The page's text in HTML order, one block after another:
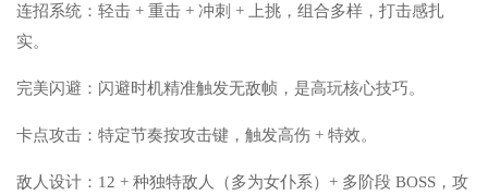
连招系统：轻击 + 重击 + 冲刺 + 上挑，组合多样，打击感扎
实。
完美闪避：闪避时机精准触发无敌帧，是高玩核心技巧。
卡点攻击：特定节奏按攻击键，触发高伤 + 特效。
敌人设计：12 + 种独特敌人（多为女仆系）+ 多阶段 BOSS，攻